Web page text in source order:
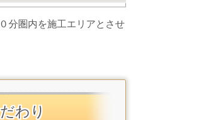
分圏内を施工エリアとさせ
わり